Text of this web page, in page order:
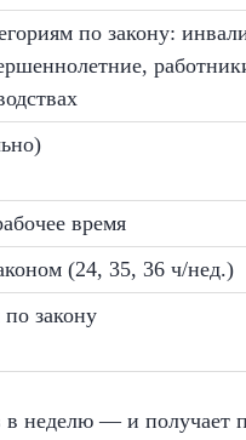
по закону:
время
(24, 35, 36 ч/нед.)
закону
в неделю — и